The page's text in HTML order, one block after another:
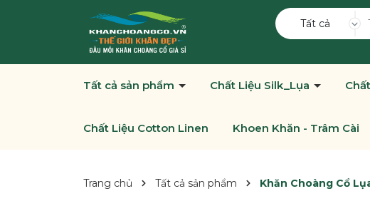
Tất cả
Tất cả sản phẩm Chất Liệu Silk_Lụa
Chất Liệu Cotton Linen Khoen Khăn - Trâm Cài
Trang chủ Tất cả sản phẩm Khăn Choàng Cổ